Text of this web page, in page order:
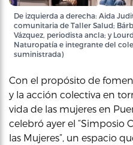
De izquierda a derecha: Aida
comunitaria de Taller Salud;
Vázquez, periodista ancla; y
Naturopatía e integrante del
suministrada)
Con el propósito de
y la acción colectiva en
vida de las mujeres en
celebró ayer el “Simposio
las Mujeres”, un espacio